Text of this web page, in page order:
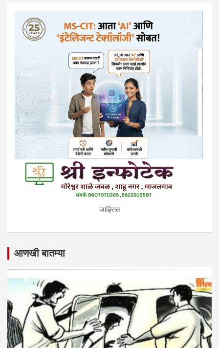
जाहिरात
आणखी बातम्या